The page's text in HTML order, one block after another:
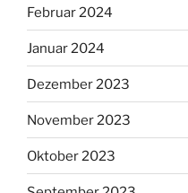
Februar 2024
Januar 2024
Dezember 2023
November 2023
Oktober 2023